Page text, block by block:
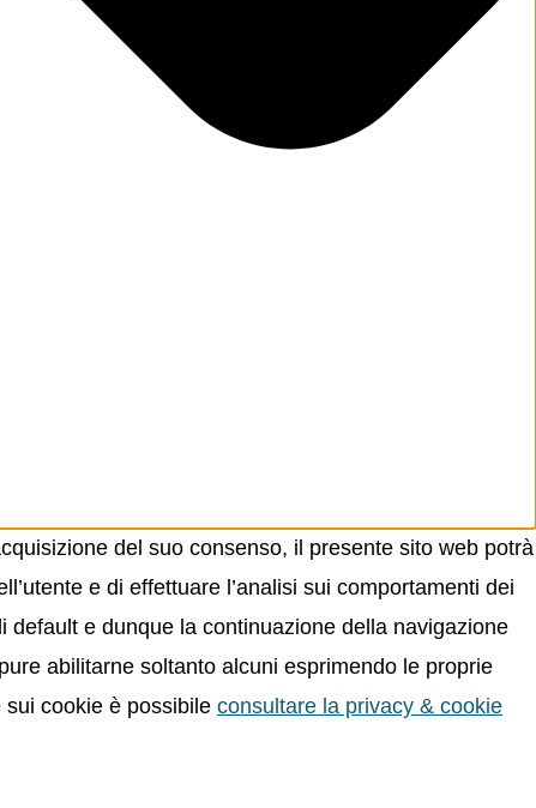
del suo consenso, il presente sito web potrà
e di effettuare l’analisi sui comportamenti dei
default e dunque la continuazione della navigazione
abilitarne soltanto alcuni esprimendo le proprie
sui cookie è possibile consultare la privacy & cookie